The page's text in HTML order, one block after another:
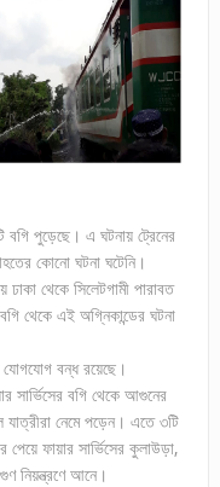
বগি পুড়েছে। এ ঘটনায় ট্রেনের
কোনো ঘটনা ঘটেনি।
থেকে সিলেটগামী পারাবত
থেকে এই অগ্নিকান্ডের ঘটনা
যোগযোগ বন্ধ রয়েছে।
সার্ভিসের বগি থেকে আগুনের
নেমে পড়েন। এতে ৩টি
ফায়ার সার্ভিসের কুলাউড়া,
নিয়ন্ত্রণে আনে।